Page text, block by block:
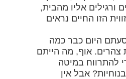
ורגילים אליו מהבית,
הזו החיים נראים
היום כבר כמה
צהרים. אוף, מה הייתם
להתרווח במיטה
אבל אין